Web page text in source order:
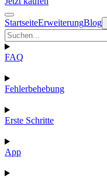
StartseiteErweiterungBlog
FAQ
Fehlerbehebung
Erste Schritte
App